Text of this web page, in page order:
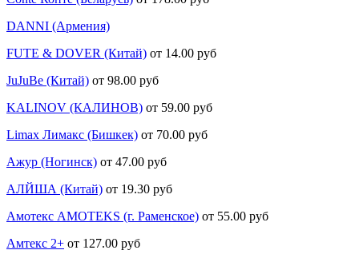
DANNI (Армения)
FUTE & DOVER (Китай) от 14.00 руб
JuJuBe (Китай) от 98.00 руб
KALINOV (КАЛИНОВ) от 59.00 руб
Limax Лимакс (Бишкек) от 70.00 руб
Ажур (Ногинск) от 47.00 руб
АЛЙША (Китай) от 19.30 руб
Амотекс AMOTEKS (г. Раменское) от 55.00 руб
Амтекс 2+ от 127.00 руб